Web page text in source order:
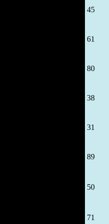
45
61
80
38
31
89
50
71